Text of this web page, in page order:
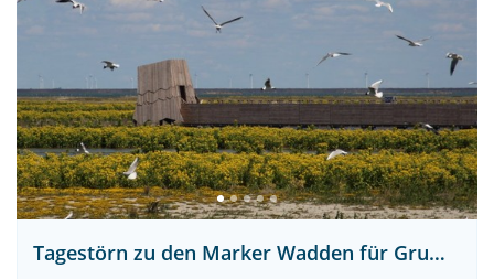
Tagestörn zu den Marker Wadden für Gruppen